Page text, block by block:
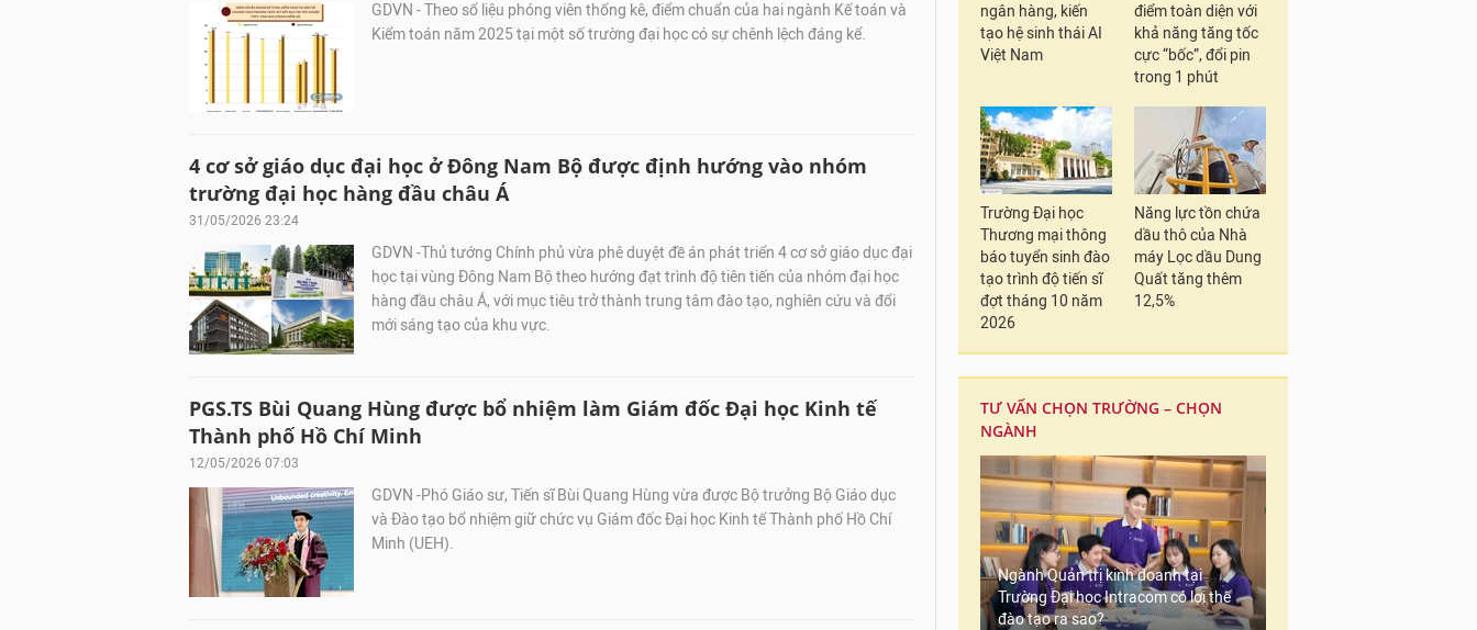
GDVN - Theo số liệu phóng viên thống kê, điểm chuẩn của hai ngành Kế toán và
Kiểm toán năm 2025 tại một số trường đại học có sự chênh lệch đáng kể.
4 cơ sở giáo dục đại học ở Đông Nam Bộ được định hướng vào nhóm
trường đại học hàng đầu châu Á
31/05/2026 23:24
GDVN -Thủ tướng Chính phủ vừa phê duyệt đề án phát triển 4 cơ sở giáo dục đại
học tại vùng Đông Nam Bộ theo hướng đạt trình độ tiên tiến của nhóm đại học
hàng đầu châu Á, với mục tiêu trở thành trung tâm đào tạo, nghiên cứu và đổi
mới sáng tạo của khu vực.
PGS.TS Bùi Quang Hùng được bổ nhiệm làm Giám đốc Đại học Kinh tế
Thành phố Hồ Chí Minh
12/05/2026 07:03
GDVN -Phó Giáo sư, Tiến sĩ Bùi Quang Hùng vừa được Bộ trưởng Bộ Giáo dục
và Đào tạo bổ nhiệm giữ chức vụ Giám đốc Đại học Kinh tế Thành phố Hồ Chí
Minh (UEH).
ngân hàng, kiến
tạo hệ sinh thái AI
Việt Nam
điểm toàn diện với
khả năng tăng tốc
cực “bốc”, đổi pin
trong 1 phút
Trường Đại học
Thương mại thông
báo tuyển sinh đào
tạo trình độ tiến sĩ
đợt tháng 10 năm
2026
Năng lực tồn chứa
dầu thô của Nhà
máy Lọc dầu Dung
Quất tăng thêm
12,5%
TƯ VẤN CHỌN TRƯỜNG – CHỌN
NGÀNH
Ngành Quản trị kinh doanh tại
Trường Đại học Intracom có lợi thế
đào tạo ra sao?